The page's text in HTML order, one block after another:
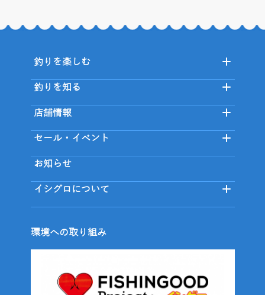
釣りを楽しむ
釣りを知る
店舗情報
セール・イベント
お知らせ
イシグロについて
環境への取り組み